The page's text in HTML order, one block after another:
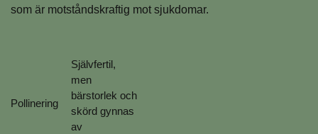
som är motståndskraftig mot sjukdomar.
Pollinering
Självfertil,
men
bärstorlek och
skörd gynnas
av